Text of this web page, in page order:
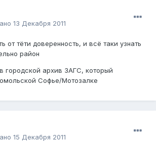
13 Декабря 2011
от тёти доверенность, и всё таки узнать
район
городской архив ЗАГС, который
Софье/Мотозалке
15 Декабря 2011